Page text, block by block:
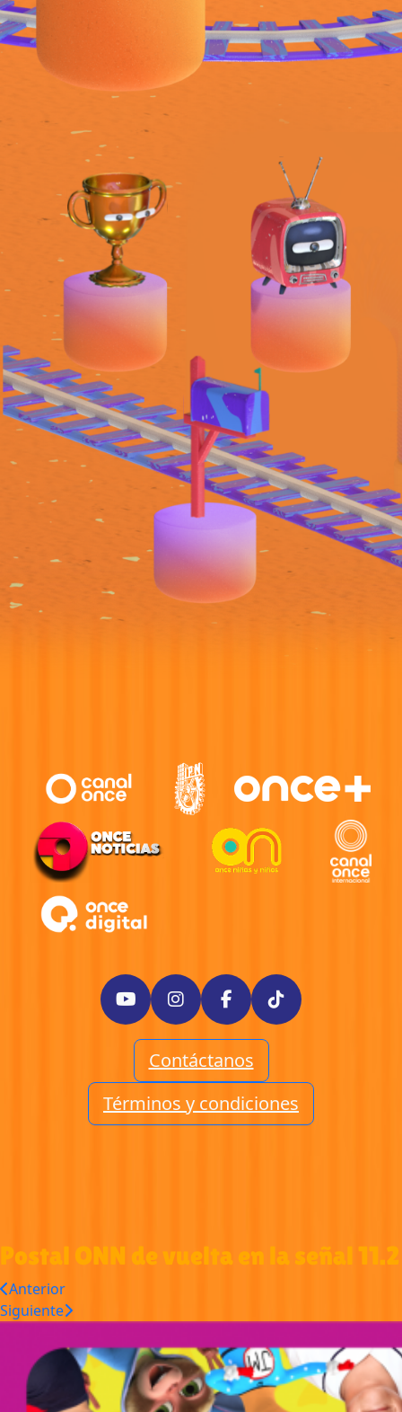
Contáctanos
Términos y condiciones
Postal ONN de vuelta en la señal 11.2
Anterior
Siguiente